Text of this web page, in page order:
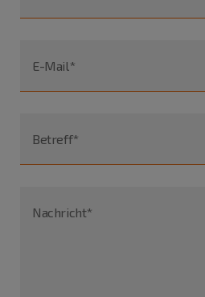
E-Mail*
Betreff*
Nachricht*